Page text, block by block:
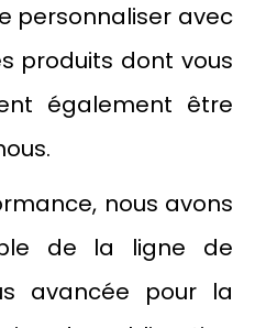
personnaliser avec
produits dont vous
également être
nous avons
de la ligne de
avancée pour la